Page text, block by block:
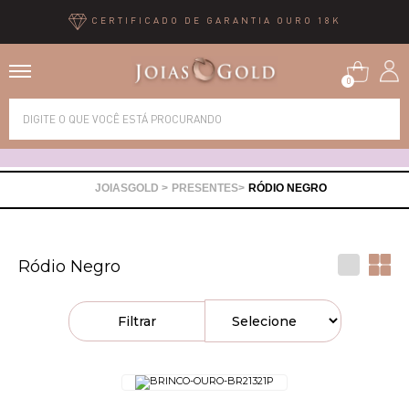
CERTIFICADO DE GARANTIA OURO 18K
0
PRESENTES RÓDIO NEGRO
Ródio Negro
Filtrar
Alianças